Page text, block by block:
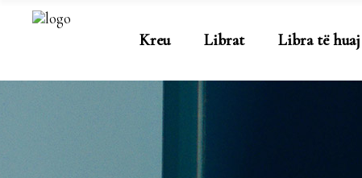
Kreu Librat Libra të huaj